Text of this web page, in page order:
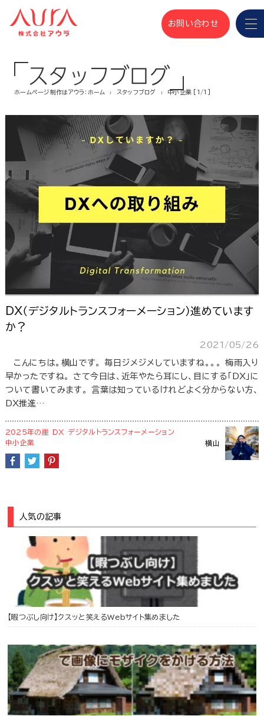
お問い合わせ
スタッフブログ
ホームページ制作はアウラ：ホーム スタッフブログ 中小企業 [1/1]
DX（デジタルトランスフォーメーション）進めています
か？
2021/05/26
こんにちは。横山です。 毎日ジメジメしていますね。。。 梅雨入り
早かったですね。 さて今日は、近年やたら耳にし、目にする「DX」に
ついて書いてみます。 言葉は知っているけれどよく分からない方、
DX推進…
横山
2025年の崖 DX
デジタルトランスフォーメーション
中小企業
人気の記事
【暇つぶし向け】クスッと笑えるWebサイト集めました